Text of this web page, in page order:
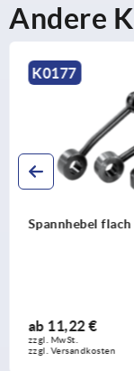
Andere
K0112
Spannhebel mit
ab15,11 €
zzgl. MwSt.
zzgl. Versandkosten